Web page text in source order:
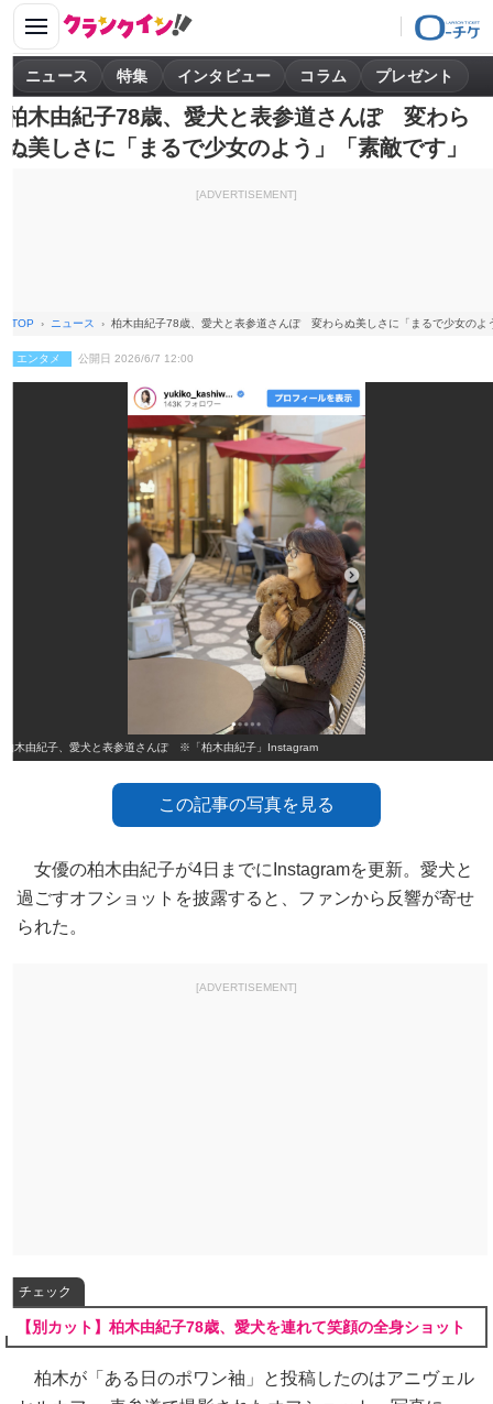
ニュース 特集 インタビュー コラム プレゼント
柏木由紀子78歳、愛犬と表参道さんぽ 変わら
ぬ美しさに「まるで少女のよう」「素敵です」
[ADVERTISEMENT]
TOP ニュース 柏木由紀子78歳、愛犬と表参道さんぽ 変わらぬ美しさに「まるで少女のよ
エンタメ 公開日 2026/6/7 12:00
柏木由紀子、愛犬と表参道さんぽ ※「柏木由紀子」Instagram
この記事の写真を見る
女優の柏木由紀子が4日までにInstagramを更新。愛犬と
過ごすオフショットを披露すると、ファンから反響が寄せ
られた。
[ADVERTISEMENT]
チェック
【別カット】柏木由紀子78歳、愛犬を連れて笑顔の全身ショット
柏木が「ある日のポワン袖」と投稿したのはアニヴェル